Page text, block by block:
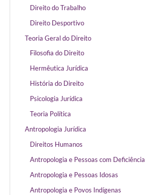
Direito do Trabalho
Direito Desportivo
Teoria Geral do Direito
Filosofia do Direito
Hermêutica Jurídica
História do Direito
Psicologia Jurídica
Teoria Política
Antropologia Jurídica
Direitos Humanos
Antropologia e Pessoas com Deficiência
Antropologia e Pessoas Idosas
Antropologia e Povos Indígenas